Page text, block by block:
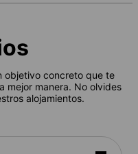
objetivo concreto que te
mejor manera. No olvides
alojamientos.